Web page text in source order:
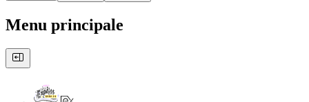
Menu principale